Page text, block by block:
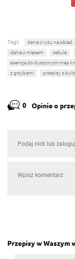
Tagi: dania z ryżu na obiad
dania z mięsem
cebula
esencja do duszonych mięs
z grzybami
przepisy z
0 Opinie o
Przepisy w Waszym